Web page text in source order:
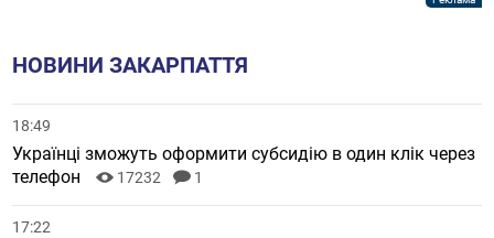
НОВИНИ ЗАКАРПАТТЯ
18:49
Українці зможуть оформити субсидію в один клік через
телефон
17232 1
17:22